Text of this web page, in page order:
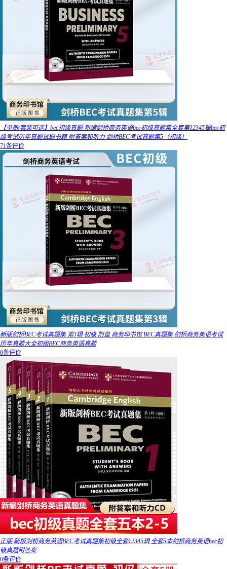
【单册/套装可选】bec初级真题 新编剑桥商务英语bec初级真题集全套第12345辑bec初
级考试历年真题试题书籍 附答案和听力 剑桥BEC考试真题集5（初级）
71条评价
新版剑桥BEC考试真题集 第3辑 初级 附盘 商务印书馆 BEC真题集 剑桥商务英语考试
历年真题大全初级BEC商务英语真题
0条评价
正版 新版剑桥商务英语BEC考试真题集初级全套12345辑 全套5本剑桥商务英语bec初
级真题附答案
0条评价